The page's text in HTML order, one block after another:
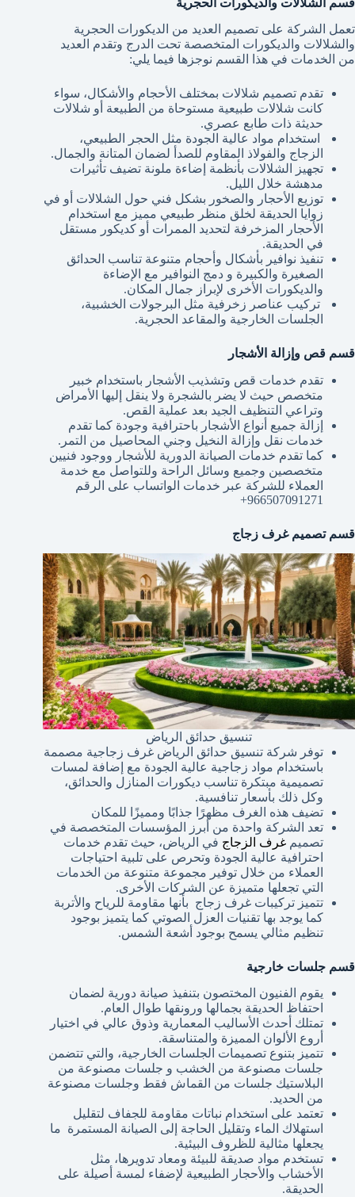
تعمل الشركة على تصميم العديد من الديكورات الحجرية
والشلالات والديكورات المتخصصة تحت الدرج وتقدم العديد
من الخدمات في هذا القسم نوجزها فيما يلي:
تقدم تصميم شلالات بمختلف الأحجام والأشكال، سواء
كانت شلالات طبيعية مستوحاة من الطبيعة أو شلالات
حديثة ذات طابع عصري.
استخدام مواد عالية الجودة مثل الحجر الطبيعي،
الزجاج والفولاذ المقاوم للصدأ لضمان المتانة والجمال.
تجهيز الشلالات بأنظمة إضاءة ملونة تضيف تأثيرات
مدهشة خلال الليل.
توزيع الأحجار والصخور بشكل فني حول الشلالات أو في
زوايا الحديقة لخلق منظر طبيعي مميز مع استخدام
الأحجار المزخرفة لتحديد الممرات أو كديكور مستقل
في الحديقة.
تنفيذ نوافير بأشكال وأحجام متنوعة تناسب الحدائق
الصغيرة والكبيرة و دمج النوافير مع الإضاءة
والديكورات الأخرى لإبراز جمال المكان.
تركيب عناصر زخرفية مثل البرجولات الخشبية،
الجلسات الخارجية والمقاعد الحجرية.
قسم قص وإزالة الأشجار
تقدم خدمات قص وتشذيب الأشجار باستخدام خبير
متخصص حيث لا يضر بالشجرة ولا ينقل إليها الأمراض
وتراعي التنظيف الجيد بعد عملية القص.
إزالة جميع أنواع الأشجار باحترافية وجودة كما تقدم
خدمات نقل وإزالة النخيل وجني المحاصيل من التمر.
كما تقدم خدمات الصيانة الدورية للأشجار ووجود فنيين
متخصصين وجميع وسائل الراحة وللتواصل مع خدمة
العملاء للشركة عبر خدمات الواتساب على الرقم
966507091271+
قسم تصميم غرف زجاج
تنسيق حدائق الرياض
توفر شركة تنسيق حدائق الرياض غرف زجاجية مصممة
باستخدام مواد زجاجية عالية الجودة مع إضافة لمسات
تصميمية مبتكرة تناسب ديكورات المنازل والحدائق،
وكل ذلك بأسعار تنافسية.
تضيف هذه الغرف مظهرًا جذابًا ومميزًا للمكان
تعد الشركة واحدة من أبرز المؤسسات المتخصصة في
تصميم غرف الزجاج في الرياض، حيث تقدم خدمات
احترافية عالية الجودة وتحرص على تلبية احتياجات
العملاء من خلال توفير مجموعة متنوعة من الخدمات
التي تجعلها متميزة عن الشركات الأخرى.
تتميز تركيبات غرف زجاج بأنها مقاومة للرياح والأتربة
كما يوجد بها تقنيات العزل الصوتي كما يتميز بوجود
تنظيم مثالي يسمح بوجود أشعة الشمس.
قسم جلسات خارجية
يقوم الفنيون المختصون بتنفيذ صيانة دورية لضمان
احتفاظ الحديقة بجمالها ورونقها طوال العام.
تمتلك أحدث الأساليب المعمارية وذوق عالي في اختيار
أروع الألوان المميزة والمتناسقة.
تتميز بتنوع تصميمات الجلسات الخارجية، والتي تتضمن
جلسات مصنوعة من الخشب و جلسات مصنوعة من
البلاستيك جلسات من القماش فقط وجلسات مصنوعة
من الحديد.
تعتمد على استخدام نباتات مقاومة للجفاف لتقليل
استهلاك الماء وتقليل الحاجة إلى الصيانة المستمرة ما
يجعلها مثالية للظروف البيئية.
تستخدم مواد صديقة للبيئة ومعاد تدويرها، مثل
الأخشاب والأحجار الطبيعية لإضفاء لمسة أصيلة على
الحديقة.